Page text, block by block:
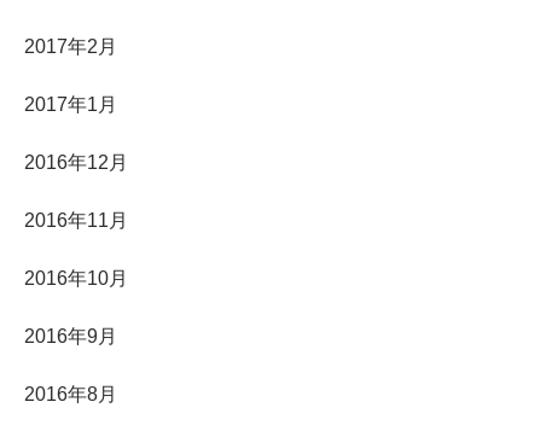
2017年2月
2017年1月
2016年12月
2016年11月
2016年10月
2016年9月
2016年8月